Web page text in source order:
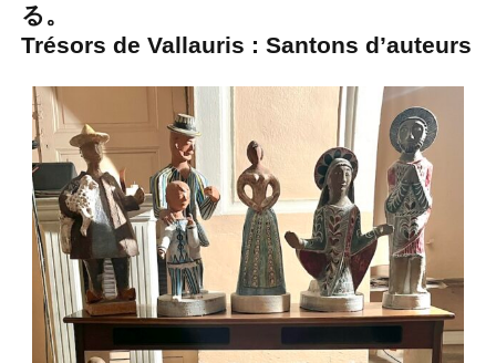
る。
Trésors de Vallauris : Santons d’auteurs